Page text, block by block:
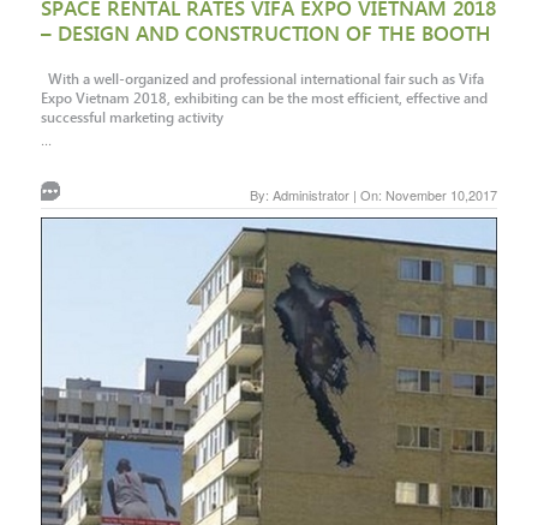
SPACE RENTAL RATES VIFA EXPO VIETNAM 2018
– DESIGN AND CONSTRUCTION OF THE BOOTH
With a well-organized and professional international fair such as Vifa
Expo Vietnam 2018, exhibiting can be the most efficient, effective and
successful marketing activity
By: Administrator | On: November 10,2017